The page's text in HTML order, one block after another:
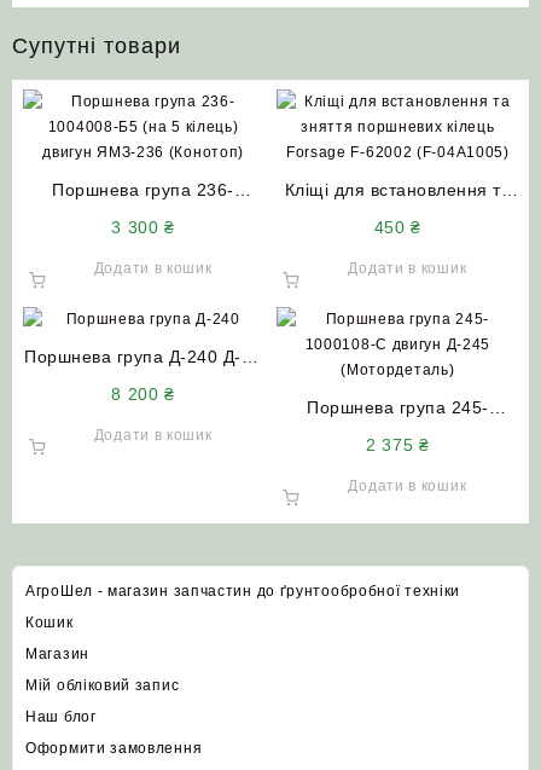
Супутні товари
Поршнева група 236-
3 300₴
Додати в кошик
Кліщі для встановлення та
04A1005)
450₴
Додати в кошик
Поршнева група Д-240 Д-65
8 200₴
Додати в кошик
Поршнева група 245-
2 375₴
Додати в кошик
АгроШел - магазин запчастин до ґрунтообробної техніки
Кошик
Магазин
Мій обліковий запис
Наш блог
Оформити замовлення